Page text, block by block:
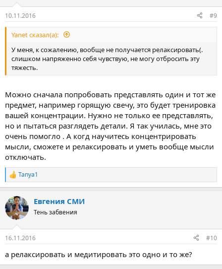
10.11.2016 #9
Yanet сказал(а):
У меня, к сожалению, вообще не получается релаксировать(.
слишком напряженно себя чувствую, не могу отбросить эту
тяжесть.
Можно сначала попробовать представлять один и тот же
предмет, например горящую свечу, это будет тренировка
вашей концентрации. Нужно не только ее представлять,
но и пытаться разглядеть детали. Я так училась, мне это
очень помогло . А когд научитесь концентрировать
мысли, сможете и релаксировать и уметь вообще мысли
отключать.
Р
е
к
ц
и
Tanya1
Евгения СМИ
Тень забвения
16.11.2016 #10
а релаксировать и медитировать это одно и то же?